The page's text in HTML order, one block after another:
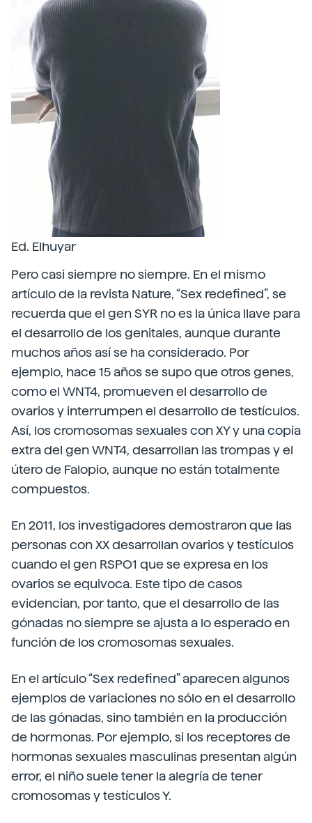
Ed. Elhuyar
Pero casi siempre no siempre. En el mismo
artículo de la revista Nature, “Sex redefined”, se
recuerda que el gen SYR no es la única llave para
el desarrollo de los genitales, aunque durante
muchos años así se ha considerado. Por
ejemplo, hace 15 años se supo que otros genes,
como el WNT4, promueven el desarrollo de
ovarios y interrumpen el desarrollo de testículos.
Así, los cromosomas sexuales con XY y una copia
extra del gen WNT4, desarrollan las trompas y el
útero de Falopio, aunque no están totalmente
compuestos.
En 2011, los investigadores demostraron que las
personas con XX desarrollan ovarios y testículos
cuando el gen RSPO1 que se expresa en los
ovarios se equivoca. Este tipo de casos
evidencian, por tanto, que el desarrollo de las
gónadas no siempre se ajusta a lo esperado en
función de los cromosomas sexuales.
En el artículo “Sex redefined” aparecen algunos
ejemplos de variaciones no sólo en el desarrollo
de las gónadas, sino también en la producción
de hormonas. Por ejemplo, si los receptores de
hormonas sexuales masculinas presentan algún
error, el niño suele tener la alegría de tener
cromosomas y testículos Y.